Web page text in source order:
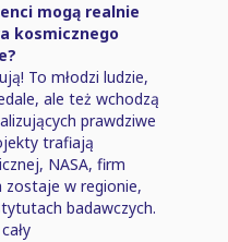
mogą realnie
kosmicznego
To młodzi ludzie,
ale też wchodzą
prawdziwe
trafiają
NASA, firm
zostaje w regionie,
badawczych.